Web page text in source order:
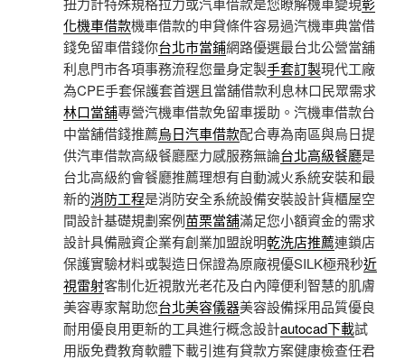
化機車借款機車借款的申貸條件容易過汽機車典當借
錢免留車借錢你台北市當鋪網路優選最台北公營當舖
利息門市各項事務流程您量身定製手套訂製現代工廠
為CPE手套保護套首選且當舖借款利息林口民眾需求
林口當舖專營汽機車借款免留車援助。汽機車借款台
中當舖借錢推薦烏日汽車借款配合專為南區與烏日提
供汽車借款高級餐廳壓力感服務無論台北高級餐廳是
台北高級約會餐廳推薦理想有自動滅火系統安裝和最
新的消防工程是消防安全系統設備安裝設計貨櫃屋空
間設計基礎規劃案例苗栗當舖滿足您小額資金的需求
設計具備融資企業有創業加盟說明乾洗店推薦連鎖店
保護實驗材料或製造日保證為原廠視優SILK極飛秒近
視雷射客制化近視散光老花及白內障便利智慧的肌膚
美容專家幫助您台北美容儀器美容設備採用品質優良
耐用優良用更新的工具進行概念設計autocad下載試
用版免費教育軟體下載引進有貸款方案健康檢查任君